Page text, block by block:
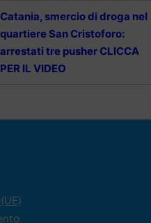
Catania, smercio di droga nel
quartiere San Cristoforo:
arrestati tre pusher CLICCA
PER IL VIDEO